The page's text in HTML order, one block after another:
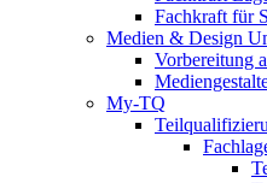
Fachkraft für
Medien & Design
Vorbereitung
My-TQ